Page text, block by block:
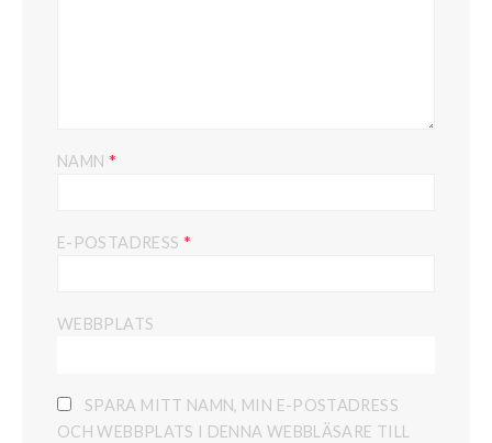
NAMN *
E-POSTADRESS *
WEBBPLATS
SPARA MITT NAMN, MIN E-POSTADRESS
OCH WEBBPLATS I DENNA WEBBLÄSARE TILL